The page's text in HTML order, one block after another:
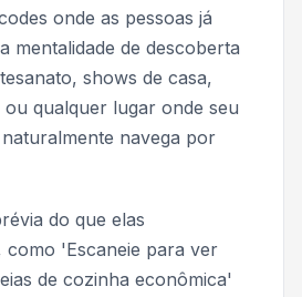
onde as pessoas já
mentalidade de descoberta
shows de casa,
qualquer lugar onde seu
navega por
do que elas
'Escaneie para ver
de cozinha econômica'